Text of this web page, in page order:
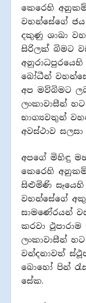
කෙරෙහි
වහන්සේගේ
දකුණු ශාඛා
සිරිලක් බිමට
බෝධීන්
අප මව්බිමට
ලංකාවාසීන්
භාග්‍යවතුන්
අවස්ථාව
අපගේ මිහිඳු
කෙරෙහි
සිළුමිණි
වහන්සේගේ
සාමණේරයන්
කරවා
ලංකාවාසීන්
වන්දනාවත්
බොහෝ පින්
සේක.